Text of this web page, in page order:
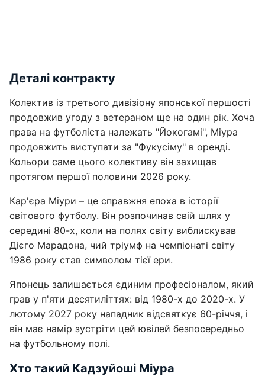
Деталі контракту
Колектив із третього дивізіону японської першості
продовжив угоду з ветераном ще на один рік. Хоча
права на футболіста належать "Йокогамі", Міура
продовжить виступати за "Фукусіму" в оренді.
Кольори саме цього колективу він захищав
протягом першої половини 2026 року.
Кар'єра Міури – це справжня епоха в історії
світового футболу. Він розпочинав свій шлях у
середині 80-х, коли на полях світу виблискував
Дієго Марадона, чий тріумф на чемпіонаті світу
1986 року став символом тієї ери.
Японець залишається єдиним професіоналом, який
грав у п'яти десятиліттях: від 1980-х до 2020-х. У
лютому 2027 року нападник відсвяткує 60-річчя, і
він має намір зустріти цей ювілей безпосередньо
на футбольному полі.
Хто такий Кадзуйоші Міура